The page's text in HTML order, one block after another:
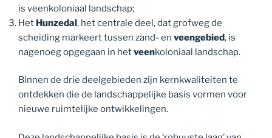
is veenkoloniaal landschap;
Het Hunzedal, het centrale deel, dat grofweg de
scheiding markeert tussen zand- en veengebied, is
nagenoeg opgegaan in hetveenkoloniaal landschap.
Binnen de drie deelgebieden zijn kernkwaliteiten te
ontdekken die de landschappelijke basis vormen voor
nieuwe ruimtelijke ontwikkelingen.